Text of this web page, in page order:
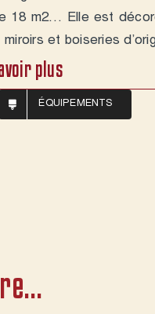
18 m2… Elle est
et boiseries
plus
ÉQUIPEMENTS